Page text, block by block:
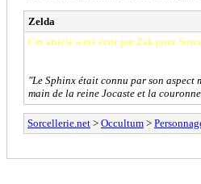
Zelda
Cet article a été écrit par Zak pour
"Le Sphinx était connu par son aspect
main de la reine Jocaste et la
Sorcellerie.net > Occultum >